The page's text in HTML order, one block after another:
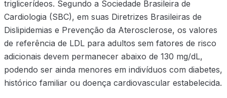
triglicerídeos. Segundo a Sociedade Brasileira de
Cardiologia (SBC), em suas Diretrizes Brasileiras de
Dislipidemias e Prevenção da Aterosclerose, os valores
de referência de LDL para adultos sem fatores de risco
adicionais devem permanecer abaixo de 130 mg/dL,
podendo ser ainda menores em indivíduos com diabetes,
histórico familiar ou doença cardiovascular estabelecida.